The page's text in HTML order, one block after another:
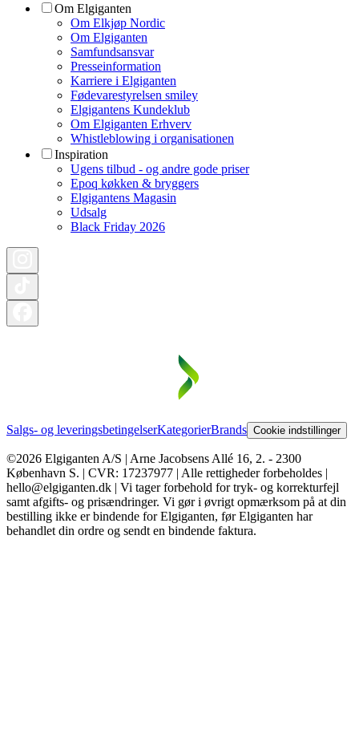
Om Elgiganten
Om Elkjøp Nordic
Om Elgiganten
Samfundsansvar
Presseinformation
Karriere i Elgiganten
Fødevarestyrelsen smiley
Elgigantens Kundeklub
Om Elgiganten Erhverv
Whistleblowing i organisationen
Inspiration
Ugens tilbud - og andre gode priser
Epoq køkken & bryggers
Elgigantens Magasin
Udsalg
Black Friday 2026
Salgs- og leveringsbetingelserKategorierBrands Cookie indstillinger
©2026 Elgiganten A/S | Arne Jacobsens Allé 16, 2. - 2300
København S. | CVR: 17237977 | Alle rettigheder forbeholdes |
hello@elgiganten.dk | Vi tager forbehold for tryk- og korrekturfejl
samt afgifts- og prisændringer. Vi gør i øvrigt opmærksom på at din
bestilling ikke er bindende for Elgiganten, før Elgiganten har
behandlet din ordre og sendt en bindende faktura.